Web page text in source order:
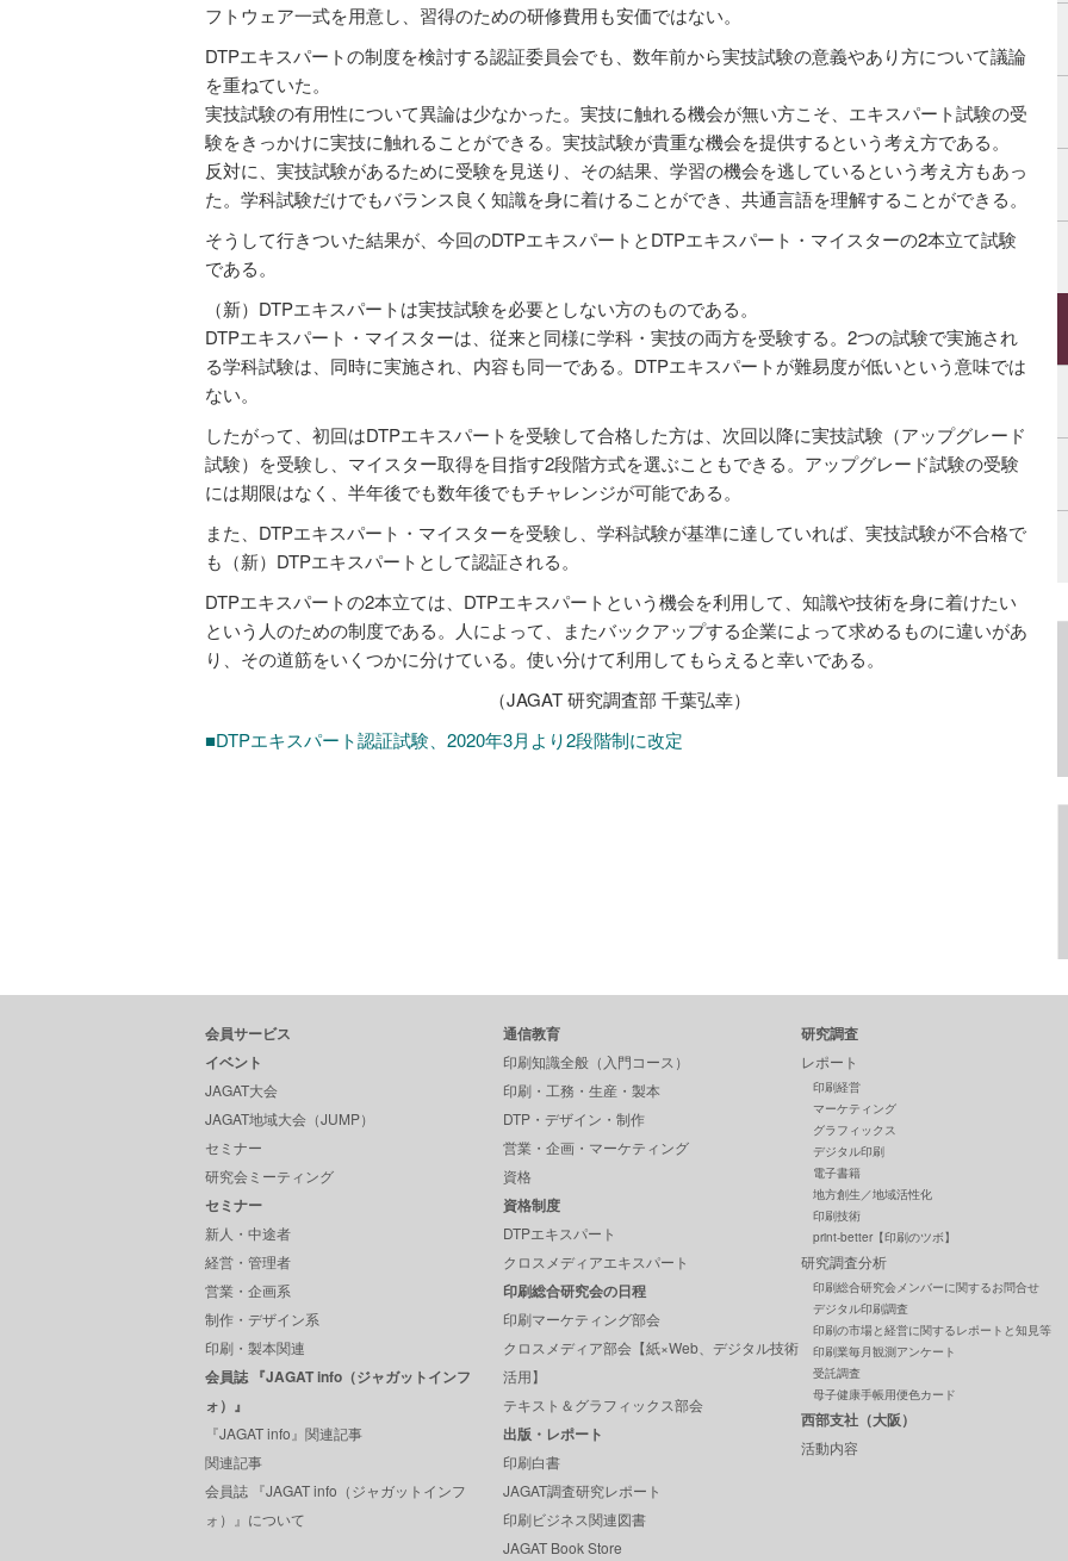
フトウェア一式を用意し、習得のための研修費用も安価ではない。
DTPエキスパートの制度を検討する認証委員会でも、数年前から実技試験の意義やあり方について議論
を重ねていた。
実技試験の有用性について異論は少なかった。実技に触れる機会が無い方こそ、エキスパート試験の受
験をきっかけに実技に触れることができる。実技試験が貴重な機会を提供するという考え方である。
反対に、実技試験があるために受験を見送り、その結果、学習の機会を逃しているという考え方もあっ
た。学科試験だけでもバランス良く知識を身に着けることができ、共通言語を理解することができる。
そうして行きついた結果が、今回のDTPエキスパートとDTPエキスパート・マイスターの2本立て試験
である。
（新）DTPエキスパートは実技試験を必要としない方のものである。
DTPエキスパート・マイスターは、従来と同様に学科・実技の両方を受験する。2つの試験で実施され
る学科試験は、同時に実施され、内容も同一である。DTPエキスパートが難易度が低いという意味では
ない。
したがって、初回はDTPエキスパートを受験して合格した方は、次回以降に実技試験（アップグレード
試験）を受験し、マイスター取得を目指す2段階方式を選ぶこともできる。アップグレード試験の受験
には期限はなく、半年後でも数年後でもチャレンジが可能である。
また、DTPエキスパート・マイスターを受験し、学科試験が基準に達していれば、実技試験が不合格で
も（新）DTPエキスパートとして認証される。
DTPエキスパートの2本立ては、DTPエキスパートという機会を利用して、知識や技術を身に着けたい
という人のための制度である。人によって、またバックアップする企業によって求めるものに違いがあ
り、その道筋をいくつかに分けている。使い分けて利用してもらえると幸いである。
（JAGAT 研究調査部 千葉弘幸）
■DTPエキスパート認証試験、2020年3月より2段階制に改定
会員サービス
イベント
JAGAT大会
JAGAT地域大会（JUMP）
セミナー
研究会ミーティング
セミナー
新人・中途者
経営・管理者
営業・企画系
制作・デザイン系
印刷・製本関連
会員誌 『JAGAT info（ジャガットインフ
ォ）』
『JAGAT info』関連記事
関連記事
会員誌 『JAGAT info（ジャガットインフ
ォ）』について
通信教育
印刷知識全般（入門コース）
印刷・工務・生産・製本
DTP・デザイン・制作
営業・企画・マーケティング
資格
資格制度
DTPエキスパート
クロスメディアエキスパート
印刷総合研究会の日程
印刷マーケティング部会
クロスメディア部会【紙×Web、デジタル技術
活用】
テキスト＆グラフィックス部会
出版・レポート
印刷白書
JAGAT調査研究レポート
印刷ビジネス関連図書
JAGAT Book Store
研究調査
レポート
印刷経営
マーケティング
グラフィックス
デジタル印刷
電子書籍
地方創生／地域活性化
印刷技術
print-better【印刷のツボ】
研究調査分析
印刷総合研究会メンバーに関するお問合せ
デジタル印刷調査
印刷の市場と経営に関するレポートと知見等
印刷業毎月観測アンケート
受託調査
母子健康手帳用便色カード
西部支社（大阪）
活動内容